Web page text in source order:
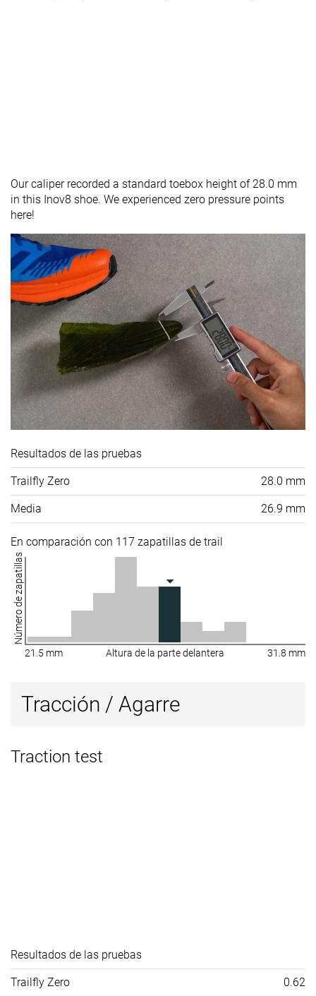
Our caliper recorded a standard toebox height of 28.0 mm
in this Inov8 shoe. We experienced zero pressure points
here!
Resultados de las pruebas
Trailfly Zero 28.0 mm
Media 26.9 mm
En comparación con 117 zapatillas de trail
Número de zapatillas
21.5 mm Altura de la parte delantera 31.8 mm
Tracción / Agarre
Traction test
Resultados de las pruebas
Trailfly Zero 0.62